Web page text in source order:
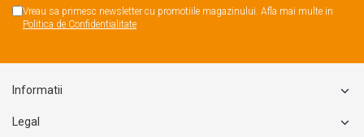
Vreau sa primesc newsletter cu promotiile magazinului. Afla mai multe in
Politica de Confidentialitate
Informatii
Legal